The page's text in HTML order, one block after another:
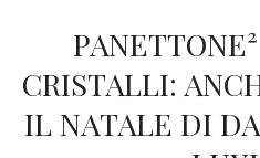
CRISTALLI:
IL NATALE DI